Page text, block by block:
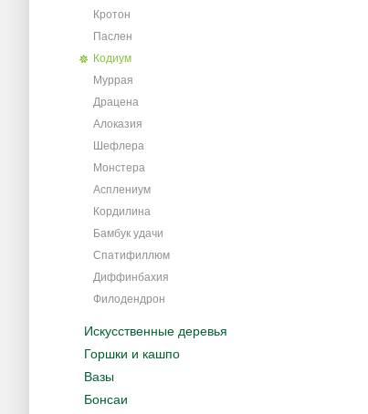
Кротон
Паслен
Кодиум
Муррая
Драцена
Алоказия
Шефлера
Монстера
Асплениум
Кордилина
Бамбук удачи
Спатифиллюм
Диффинбахия
Филодендрон
Искусственные деревья
Горшки и кашпо
Вазы
Бонсаи